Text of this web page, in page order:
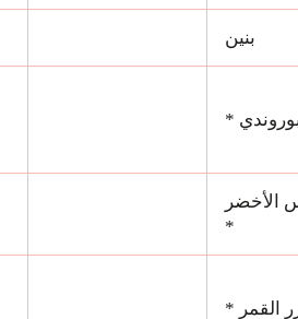
بنين
*
الأخضر
*
القمر *